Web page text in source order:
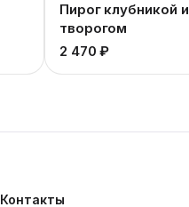
Пирог клубникой и
творогом
2 470 ₽
Контакты